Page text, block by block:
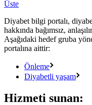
Üste
Diyabet bilgi portalı,
hakkında bağımsız,
Aşağıdaki hedef gruba
portalına aittir:
Önleme
Diyabetli yaşam
Hizmeti sunan: